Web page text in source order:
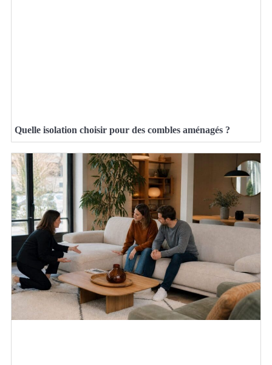
Quelle isolation choisir pour des combles aménagés ?